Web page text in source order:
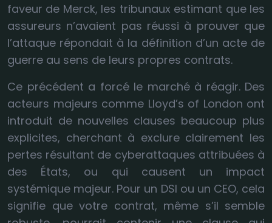
faveur de Merck, les tribunaux estimant que les
assureurs n’avaient pas réussi à prouver que
l’attaque répondait à la définition d’un acte de
guerre au sens de leurs propres contrats.
Ce précédent a forcé le marché à réagir. Des
acteurs majeurs comme Lloyd’s of London ont
introduit de nouvelles clauses beaucoup plus
explicites, cherchant à exclure clairement les
pertes résultant de cyberattaques attribuées à
des États, ou qui causent un impact
systémique majeur. Pour un DSI ou un CEO, cela
signifie que votre contrat, même s’il semble